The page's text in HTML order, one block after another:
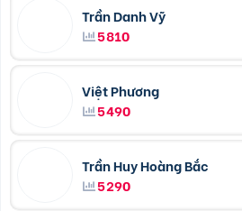
Trần Danh Vỹ
5810
Việt Phương
5490
Trần Huy Hoàng Bắc
5290